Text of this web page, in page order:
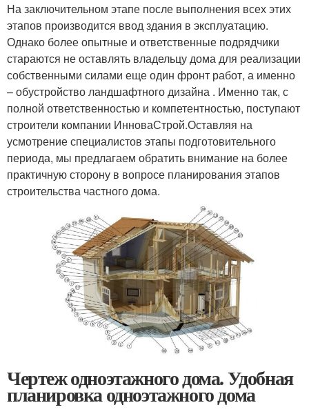
На заключительном этапе после выполнения всех этих
этапов производится ввод здания в эксплуатацию.
Однако более опытные и ответственные подрядчики
стараются не оставлять владельцу дома для реализации
собственными силами еще один фронт работ, а именно
– обустройство ландшафтного дизайна . Именно так, с
полной ответственностью и компетентностью, поступают
строители компании ИнноваСтрой.Оставляя на
усмотрение специалистов этапы подготовительного
периода, мы предлагаем обратить внимание на более
практичную сторону в вопросе планирования этапов
строительства частного дома.
Чертеж одноэтажного дома. Удобная
планировка одноэтажного дома